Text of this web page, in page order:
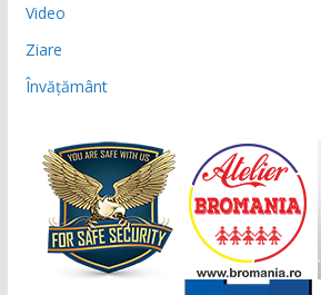
Video
Ziare
Învățământ